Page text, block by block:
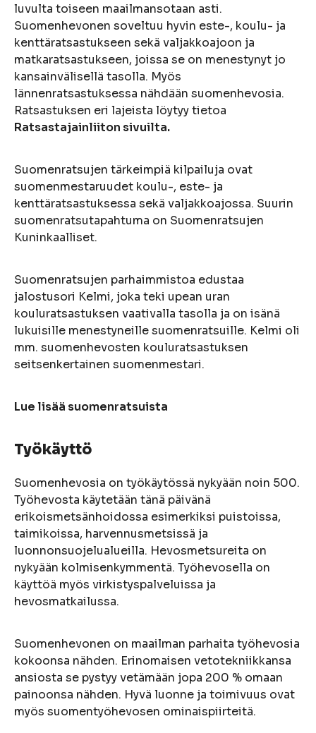
luvulta toiseen maailmansotaan asti.
Suomenhevonen soveltuu hyvin este-, koulu- ja
kenttäratsastukseen sekä valjakkoajoon ja
matkaratsastukseen, joissa se on menestynyt jo
kansainvälisellä tasolla. Myös
lännenratsastuksessa nähdään suomenhevosia.
Ratsastuksen eri lajeista löytyy tietoa
Ratsastajainliiton sivuilta.
Suomenratsujen tärkeimpiä kilpailuja ovat
suomenmestaruudet koulu-, este- ja
kenttäratsastuksessa sekä valjakkoajossa. Suurin
suomenratsutapahtuma on Suomenratsujen
Kuninkaalliset.
Suomenratsujen parhaimmistoa edustaa
jalostusori Kelmi, joka teki upean uran
kouluratsastuksen vaativalla tasolla ja on isänä
lukuisille menestyneille suomenratsuille. Kelmi oli
mm. suomenhevosten kouluratsastuksen
seitsenkertainen suomenmestari.
Lue lisää suomenratsuista
Työkäyttö
Suomenhevosia on työkäytössä nykyään noin 500.
Työhevosta käytetään tänä päivänä
erikoismetsänhoidossa esimerkiksi puistoissa,
taimikoissa, harvennusmetsissä ja
luonnonsuojelualueilla. Hevosmetsureita on
nykyään kolmisenkymmentä. Työhevosella on
käyttöä myös virkistyspalveluissa ja
hevosmatkailussa.
Suomenhevonen on maailman parhaita työhevosia
kokoonsa nähden. Erinomaisen vetotekniikkansa
ansiosta se pystyy vetämään jopa 200 % omaan
painoonsa nähden. Hyvä luonne ja toimivuus ovat
myös suomentyöhevosen ominaispiirteitä.